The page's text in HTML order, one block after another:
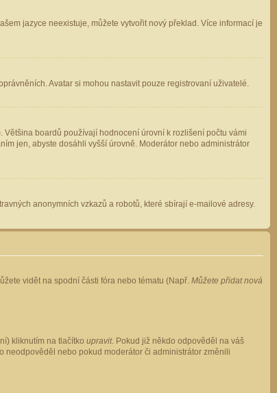
jazyce neexistuje, můžete vytvořit nový překlad. Více informací je
Avatar si mohou nastavit pouze registrovaní uživatelé.
boardů používají hodnocení úrovní k rozlišení počtu vámi
jen, abyste dosáhli vyšší úrovně. Moderátor nebo administrátor
anonymních vzkazů a robotů, které sbírají e-mailové adresy.
vidět na spodní části fóra nebo tématu (Např. Můžete přidat nová
kliknutím na tlačítko upravit. Pokud již někdo odpověděl na váš
neodpověděl nebo pokud moderátor či administrátor změnili